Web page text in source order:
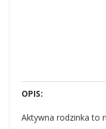
OPIS:
Aktywna rodzinka to